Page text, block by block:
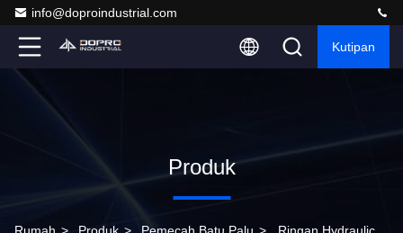
info@doproindustrial.com
Kutipan
Produk